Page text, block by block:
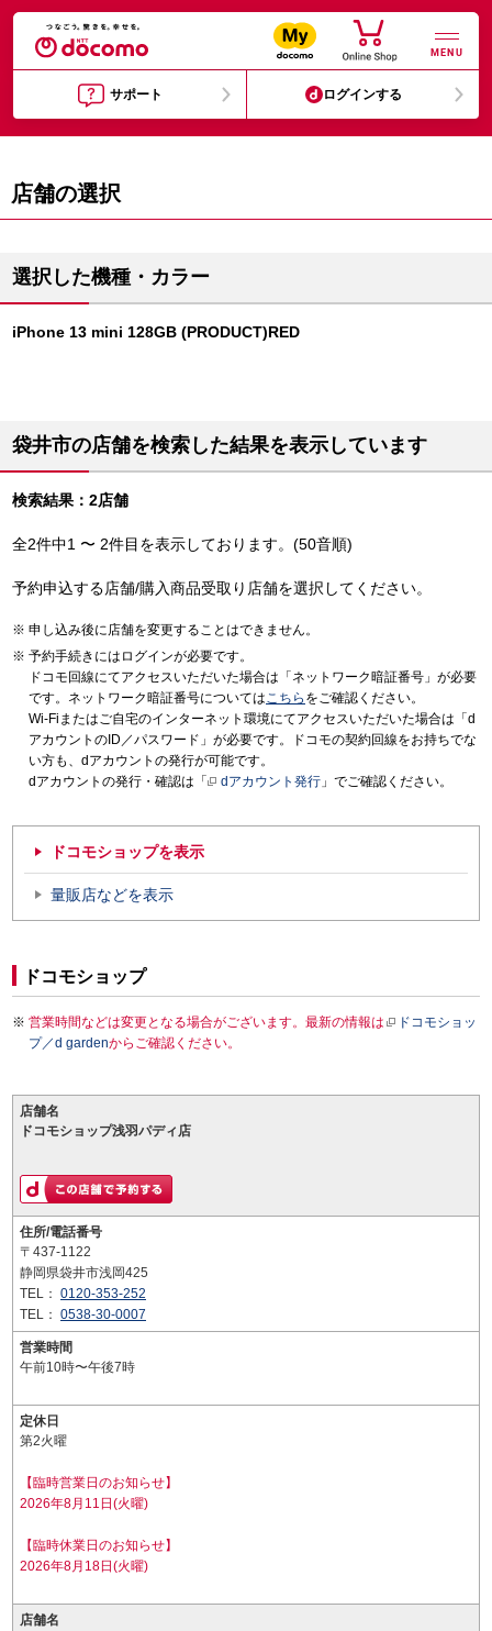
MENU
サポート ログインする
店舗の選択
選択した機種・カラー
iPhone 13 mini 128GB (PRODUCT)RED
袋井市の店舗を検索した結果を表示しています
検索結果：2店舗
全2件中1 〜 2件目を表示しております。(50音順)
予約申込する店舗/購入商品受取り店舗を選択してください。
申し込み後に店舗を変更することはできません。
予約手続きにはログインが必要です。
ドコモ回線にてアクセスいただいた場合は「ネットワーク暗証番号」が必要
です。ネットワーク暗証番号についてはこちら をご確認ください。
Wi-Fiまたはご自宅のインターネット環境にてアクセスいただいた場合は「d
アカウントのID／パスワード」が必要です。ドコモの契約回線をお持ちでな
い方も、dアカウントの発行が可能です。
dアカウントの発行・確認は「
dアカウント発行 」でご確認ください。
ドコモショップを表示
量販店などを表示
ドコモショップ
営業時間などは変更となる場合がございます。最新の情報は
ドコモショッ
プ／d gardenからご確認ください。
店舗名
ドコモショップ浅羽パディ店
住所/電話番号
〒437-1122
静岡県袋井市浅岡425
TEL： 0120-353-252
TEL： 0538-30-0007
営業時間
午前10時〜午後7時
定休日
第2火曜
【臨時営業日のお知らせ】
2026年8月11日(火曜)
【臨時休業日のお知らせ】
2026年8月18日(火曜)
店舗名